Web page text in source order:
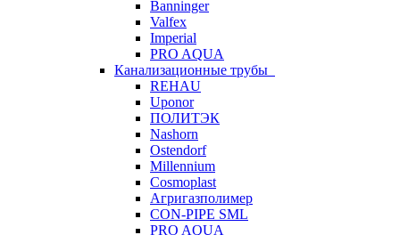
Banninger
Valfex
Imperial
PRO AQUA
Канализационные трубы
REHAU
Uponor
ПОЛИТЭК
Nashorn
Ostendorf
Millennium
Cosmoplast
Агригазполимер
CON-PIPE SML
PRO AQUA